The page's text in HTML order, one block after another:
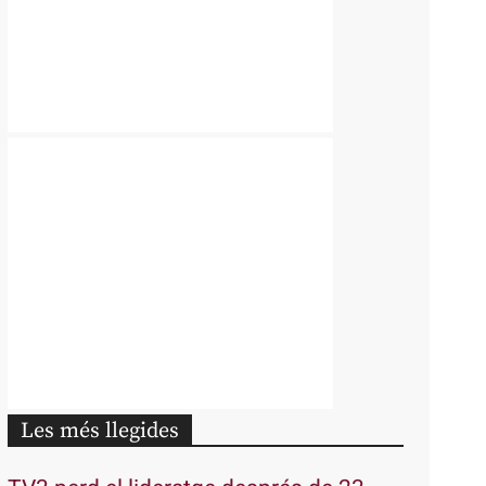
Les més llegides